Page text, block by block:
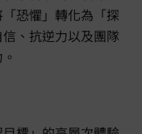
恐懼」轉化為「探
、抗逆力以及團隊